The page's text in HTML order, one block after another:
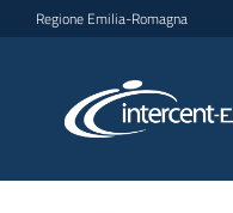
Vai al contenuto
Vai alla navigazione
Vai al footer
Regione Emilia-Romagna
per